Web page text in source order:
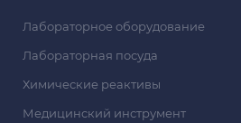
Лабораторное оборудование
Лабораторная посуда
Химические реактивы
Медицинский инструмент